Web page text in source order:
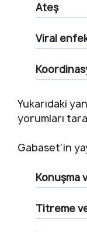
Ateş
Viral
Yukarıdaki
yorumları
Gabaset’in
Konuşma
Titreme